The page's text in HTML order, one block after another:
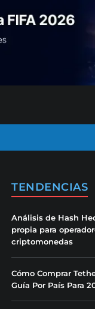
TENDENCIAS
Análisis de Hash
propia para
criptomonedas
Cómo Comprar
Guía Por País Para